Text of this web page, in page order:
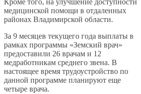
Кроме того, на улучшение доступности
медицинской помощи в отдаленных
районах Владимирской области.
За 9 месяцев текущего года выплаты в
рамках программы «Земский врач»
предоставили 26 врачам и 12
медработникам среднего звена. В
настоящее время трудоустройство по
данной программе планируют еще
четыре врача.